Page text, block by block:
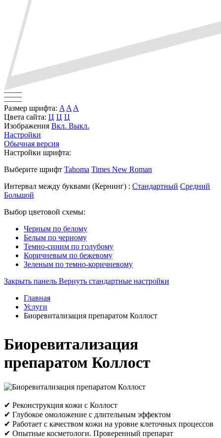
Размер шрифта: A A A
Цвета сайта: Ц Ц Ц
Изображения Вкл. Выкл.
Настройки
Обычная версия
Настройки шрифта:
Выберите шрифт Tahoma Times New Roman
Интервал между буквами (Кернинг) : Стандартный Средний
Большой
Выбор цветовой схемы:
Черным по белому
Белым по черному
Темно-синим по голубому
Коричневым по бежевому
Зеленым по темно-коричневому
Закрыть панель Вернуть стандартные настройки
Главная
Услуги
Биоревитализация препаратом Коллост
Биоревитализация
препаратом Коллост
✔ Реконструкция кожи с Коллост
✔ Глубокое омоложение с длительным эффектом
✔ Работает с качеством кожи на уровне клеточных процессов
✔ Опытные косметологи. Проверенный препарат